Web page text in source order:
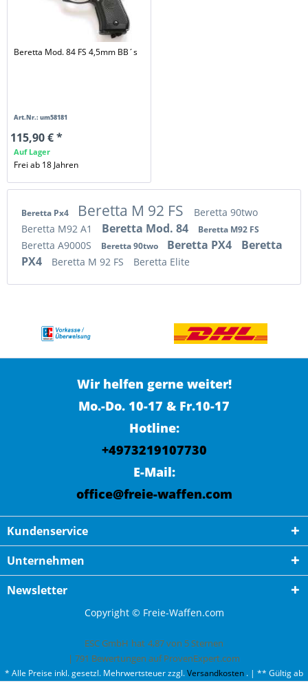
Beretta Mod. 84 FS 4,5mm BB´s
Art.Nr.: um58181
115,90 € *
Auf Lager
Frei ab 18 Jahren
Beretta Px4 Beretta M 92 FS
Beretta 90two
Beretta M92 A1
Beretta Mod. 84 Beretta M92 FS
Beretta A9000S Beretta 90two Beretta PX4
Beretta
PX4
Beretta M 92 FS Beretta Elite
Wir helfen gerne weiter!
Mo.-Do. 10-17 & Fr.10-17
Hotline:
+4973219107730
E-Mail:
office@freie-waffen.com
Kundenservice
Unternehmen
Newsletter
Copyright © Freie-Waffen.com
ESC GmbH hat 4,87von 5Sternen
| 791 Bewertungen auf ProvenExpert.com
* Alle Preise inkl. gesetzl. Mehrwertsteuer zzgl.Versandkosten . | ** Gültig ab